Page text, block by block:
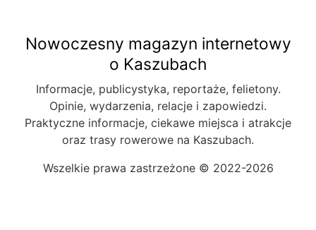
Nowoczesny magazyn internetowy
o Kaszubach
Informacje, publicystyka, reportaże, felietony.
Opinie, wydarzenia, relacje i zapowiedzi.
Praktyczne informacje, ciekawe miejsca i atrakcje
oraz trasy rowerowe na Kaszubach.
Wszelkie prawa zastrzeżone © 2022-2026